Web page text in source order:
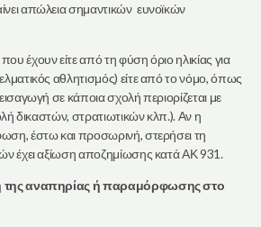
απώλεια σημαντικών ευνοϊκών
έχουν είτε από τη φύση όριο ηλικίας για
αθλητισμός) είτε από το νόμο, όπως
σε κάποια σχολή περιορίζεται με
δικαστών, στρατιωτικών κλπ.). Αν η
έστω και προσωρινή, στερήσει τη
έχει αξίωση αποζημίωσης κατά ΑΚ 931.
της αναπηρίας ή παραμόρφωσης στο